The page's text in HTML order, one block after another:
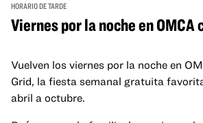
HORARIO DE TARDE
Viernes por la noche en OMCA
Vuelven los viernes por la noche en
Grid, la fiesta semanal gratuita
abril a octubre.